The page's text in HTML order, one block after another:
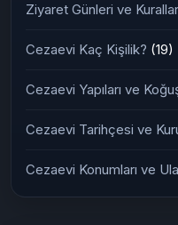
Ziyaret Günleri ve
Cezaevi Kaç Kişilik? (19)
Cezaevi Yapıları ve
Cezaevi Tarihçesi ve
Cezaevi Konumları ve